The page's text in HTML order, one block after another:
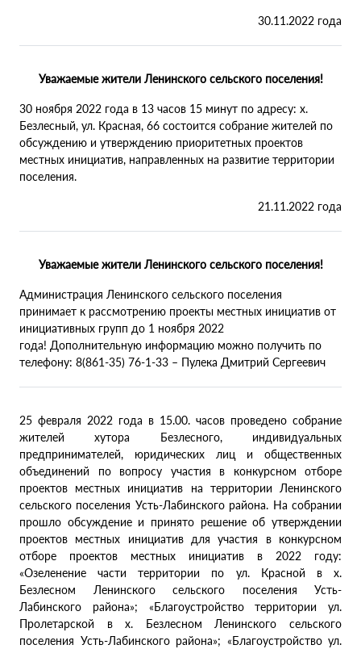
30.11.2022 года
Уважаемые жители Ленинского сельского поселения!
30 ноября 2022 года в 13 часов 15 минут по адресу: х.
Безлесный, ул. Красная, 66 состоится собрание жителей по
обсуждению и утверждению приоритетных проектов
местных инициатив, направленных на развитие территории
поселения.
21.11.2022 года
Уважаемые жители Ленинского сельского поселения!
Администрация Ленинского сельского поселения
принимает к рассмотрению проекты местных инициатив от
инициативных групп до 1 ноября 2022
года! Дополнительную информацию можно получить по
телефону: 8(861-35) 76-1-33 – Пулека Дмитрий Сергеевич
25 февраля 2022 года в 15.00. часов проведено собрание
жителей хутора Безлесного, индивидуальных
предпринимателей, юридических лиц и общественных
объединений по вопросу участия в конкурсном отборе
проектов местных инициатив на территории Ленинского
сельского поселения Усть-Лабинского района. На собрании
прошло обсуждение и принято решение об утверждении
проектов местных инициатив для участия в конкурсном
отборе проектов местных инициатив в 2022 году:
«Озеленение части территории по ул. Красной в х.
Безлесном Ленинского сельского поселения Усть-
Лабинского района»; «Благоустройство территории ул.
Пролетарской в х. Безлесном Ленинского сельского
поселения Усть-Лабинского района»; «Благоустройство ул.